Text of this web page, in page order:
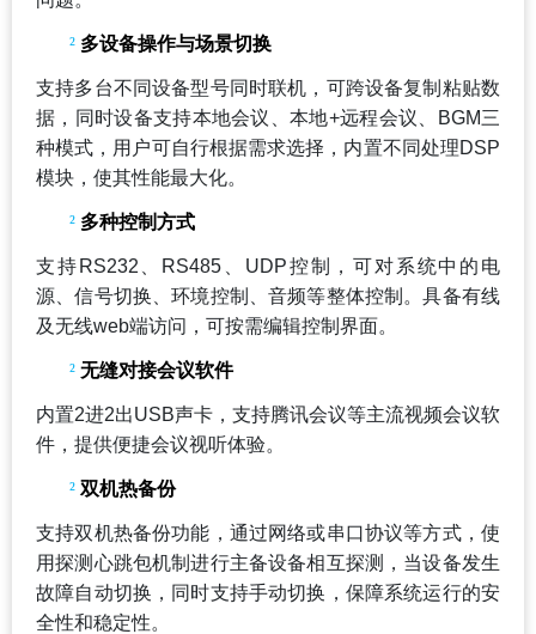
² 多设备操作与场景切换
支持多台不同设备型号同时联机，可跨设备复制粘贴数
据，同时设备支持本地会议、本地+远程会议、BGM三
种模式，用户可自行根据需求选择，内置不同处理DSP
模块，使其性能最大化。
² 多种控制方式
支持RS232、RS485、UDP控制，可对系统中的电
源、信号切换、环境控制、音频等整体控制。具备有线
及无线web端访问，可按需编辑控制界面。
² 无缝对接会议软件
内置2进2出USB声卡，支持腾讯会议等主流视频会议软
件，提供便捷会议视听体验。
² 双机热备份
支持双机热备份功能，通过网络或串口协议等方式，使
用探测心跳包机制进行主备设备相互探测，当设备发生
故障自动切换，同时支持手动切换，保障系统运行的安
全性和稳定性。